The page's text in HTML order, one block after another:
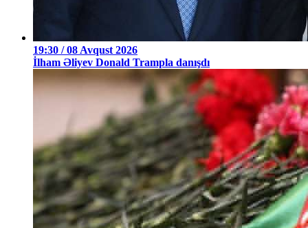
19:30 / 08 Avqust 2026
İlham Əliyev Donald Trampla danışdı